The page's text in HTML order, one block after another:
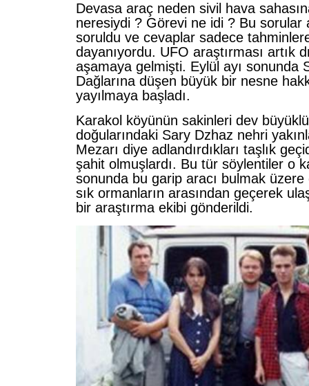
Devasa araç neden sivil hava
neresiydi ? Görevi ne idi ? Bu sorular
soruldu ve cevaplar sadece
dayanıyordu. UFO araştırması artık
aşamaya gelmişti. Eylül ayı sonunda
Dağlarına düşen büyük bir nesne
yayılmaya başladı.
Karakol köyünün sakinleri dev
doğularındaki Sary Dzhaz nehri
Mezarı diye adlandırdıkları taşlık
şahit olmuşlardı. Bu tür söylentiler o
sonunda bu garip aracı bulmak üzere
sık ormanların arasından geçerek
bir araştırma ekibi gönderildi.